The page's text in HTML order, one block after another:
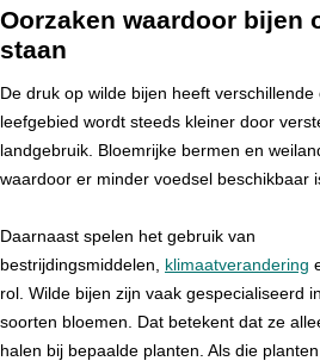
Oorzaken waardoor bijen
staan
De druk op wilde bijen heeft verschillende
leefgebied wordt steeds kleiner door
landgebruik. Bloemrijke bermen en
waardoor er minder voedsel beschikbaar
Daarnaast spelen het gebruik van
bestrijdingsmiddelen, klimaatverandering
rol. Wilde bijen zijn vaak gespecialiseerd
soorten bloemen. Dat betekent dat ze
halen bij bepaalde planten. Als die